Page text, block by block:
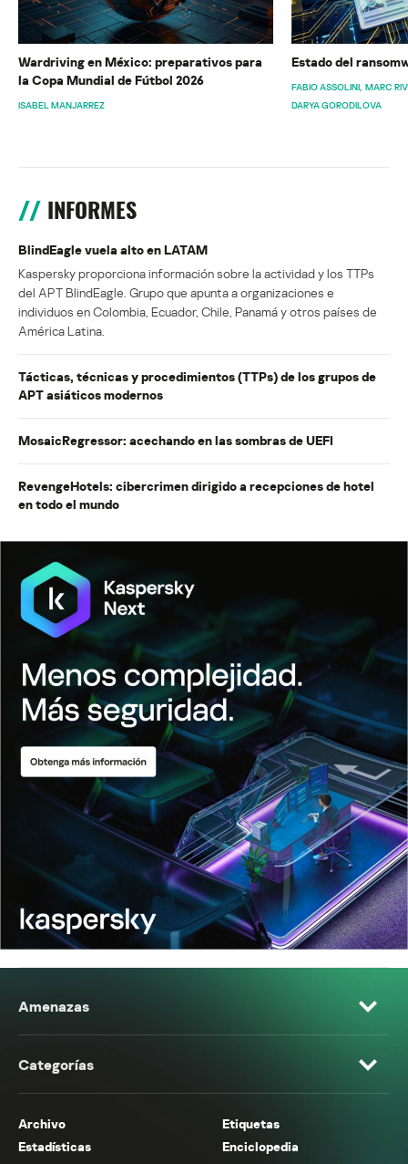
Wardriving en México: preparativos para
la Copa Mundial de Fútbol 2026
ISABEL MANJARREZ
Estado del
FABIO ASSOLINI MARC
DARYA GORODILOVA
INFORMES
BlindEagle vuela alto en LATAM
Kaspersky proporciona información sobre la actividad y los TTPs
del APT BlindEagle. Grupo que apunta a organizaciones e
individuos en Colombia, Ecuador, Chile, Panamá y otros países de
América Latina.
Tácticas, técnicas y procedimientos (TTPs) de los grupos de
APT asiáticos modernos
MosaicRegressor: acechando en las sombras de UEFI
RevengeHotels: cibercrimen dirigido a recepciones de hotel
en todo el mundo
Amenazas
Categorías
Archivo
Etiquetas
Estadísticas
Enciclopedia